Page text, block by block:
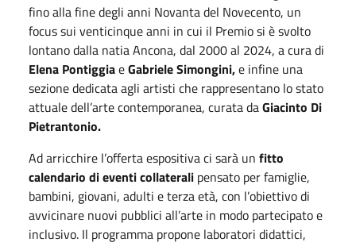
fino alla fine degli anni Novanta del Novecento, un
focus sui venticinque anni in cui il Premio si è svolto
lontano dalla natia Ancona, dal 2000 al 2024, a cura di
Elena PontiggiaeGabriele Simongini,e infine una
sezione dedicata agli artisti che rappresentano lo stato
attuale dell’arte contemporanea, curata daGiacinto Di
Pietrantonio.
Ad arricchire l’offerta espositiva ci sarà un fitto
calendario di eventi collaterali pensato per famiglie,
bambini, giovani, adulti e terza età, con l’obiettivo di
avvicinare nuovi pubblici all’arte in modo partecipato e
inclusivo. Il programma propone laboratori didattici,